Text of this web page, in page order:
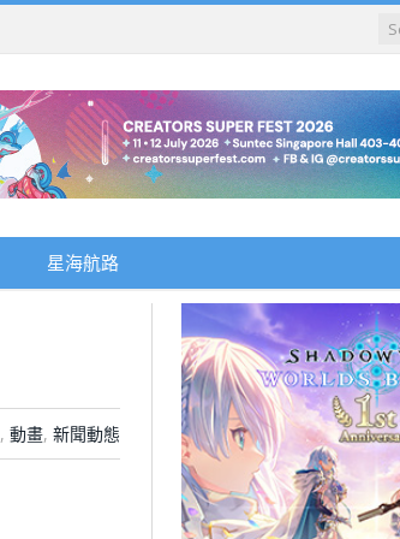
星海航路
, 動畫, 新聞動態